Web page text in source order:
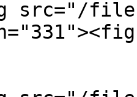
src="/files/